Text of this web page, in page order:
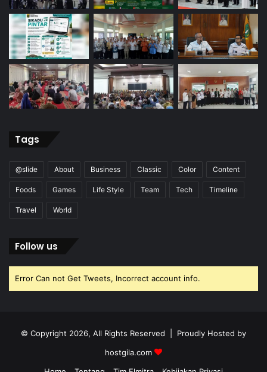
Tags
@slide About Business Classic Color Content
Foods Games Life Style Team Tech Timeline
Travel World
Follow us
Error Can not Get Tweets, Incorrect account info.
© Copyright 2026, All Rights Reserved | Proudly Hosted by
hostgila.com